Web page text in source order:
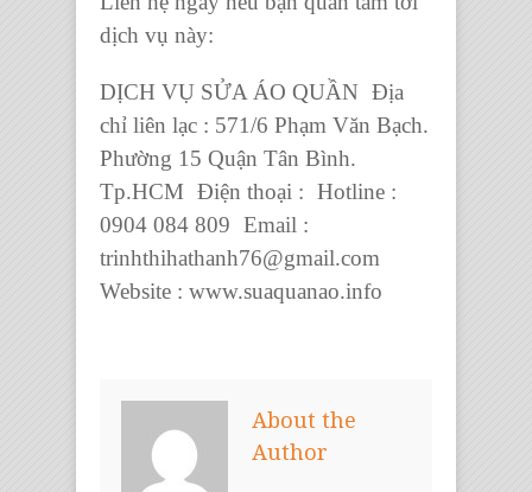
dịch vụ này:
DỊCH VỤ SỬA ÁO QUẦN Địa
chỉ liên lạc : 571/6 Phạm Văn Bạch.
Phường 15 Quận Tân Bình.
Tp.HCM Điện thoại : Hotline :
0904 084 809 Email :
trinhthihathanh76@gmail.com
Website : www.suaquanao.info
About the
Author